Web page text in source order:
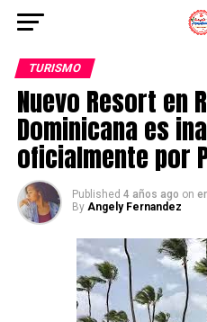
TURISMO
Nuevo Resort en
Dominicana es
oficialmente por
Published 4 años ago on
By Angely Fernandez